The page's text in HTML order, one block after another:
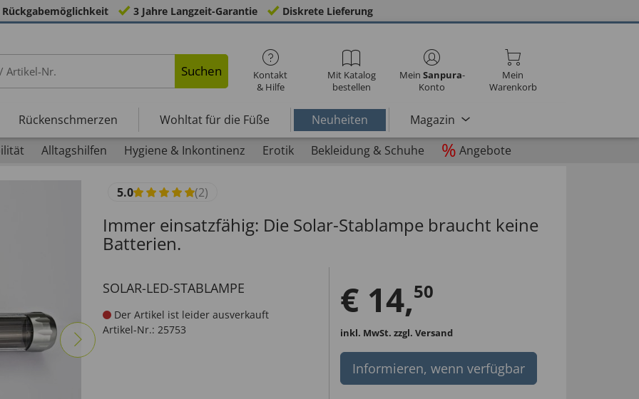
Rückgabemöglichkeit 3 Jahre Langzeit-Garantie Diskrete Lieferung
Suchen
Kontakt
& Hilfe
Mit Katalog
bestellen
Mein Sanpura-
Konto
Mein
Warenkorb
Rückenschmerzen Wohltat für die Füße Neuheiten
Magazin
Alltagshilfen Hygiene & Inkontinenz Erotik Bekleidung & Schuhe % Angebote
5.0 (2)
Immer einsatzfähig: Die Solar-Stablampe braucht keine
Batterien.
SOLAR-LED-STABLAMPE
Der Artikel ist leider ausverkauft
Artikel-Nr.: 25753
€ 14,50
inkl. MwSt. zzgl. Versand
Informieren, wenn verfügbar